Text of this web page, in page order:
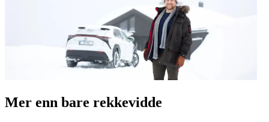
Mer enn bare rekkevidde